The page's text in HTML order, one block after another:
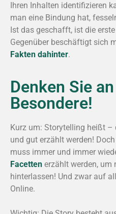
Ihren Inhalten identifizieren
man eine Bindung hat,
Ist das geschafft, ist die
Gegenüber beschäftigt sich
Fakten dahinter.
Denken Sie
Besondere!
Kurz um: Storytelling heißt –
und gut erzählt werden!
muss immer und immer
Facetten erzählt werden, um
hinterlassen! Und zwar auf
Online.